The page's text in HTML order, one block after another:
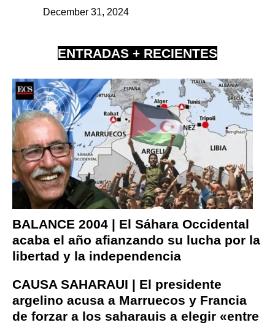
December 31, 2024
ENTRADAS + RECIENTES
BALANCE 2004 | El Sáhara Occidental
acaba el año afianzando su lucha por la
libertad y la independencia
CAUSA SAHARAUI | El presidente
argelino acusa a Marruecos y Francia
de forzar a los saharauis a elegir «entre